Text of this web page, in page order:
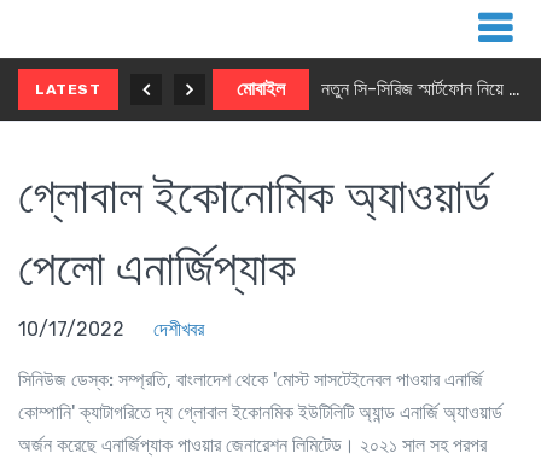
LATEST মোবাইল নতুন সি-সিরিজ স্মার্টফোন নিয়ে আসছে রিয়েলমি
গ্লোবাল ইকোনোমিক অ্যাওয়ার্ড
পেলো এনার্জিপ্যাক
10/17/2022 দেশীখবর
সিনিউজ ডেস্ক: সম্প্রতি, বাংলাদেশ থেকে 'মোস্ট সাসটেইনেবল পাওয়ার এনার্জি
কোম্পানি' ক্যাটাগরিতে দ্য গ্লোবাল ইকোনমিক ইউটিলিটি অ্যান্ড এনার্জি অ্যাওয়ার্ড
অর্জন করেছে এনার্জিপ্যাক পাওয়ার জেনারেশন লিমিটেড। ২০২১ সাল সহ পরপর